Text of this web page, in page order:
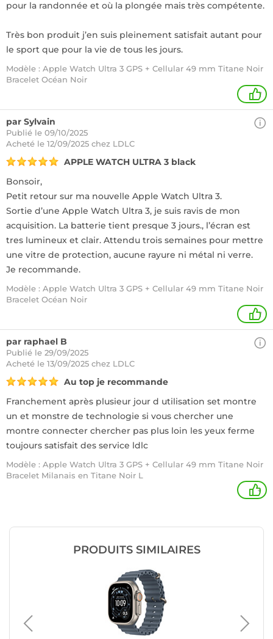
pour la randonnée et où la plongée mais très compétente.
Très bon produit j’en suis pleinement satisfait autant pour
le sport que pour la vie de tous les jours.
Modèle : Apple Watch Ultra 3 GPS + Cellular 49 mm Titane Noir
Bracelet Océan Noir
1
par Sylvain
Publié le 09/10/2025
Acheté le 12/09/2025 chez LDLC
APPLE WATCH ULTRA 3 black
Bonsoir,
Petit retour sur ma nouvelle Apple Watch Ultra 3.
Sortie d’une Apple Watch Ultra 3, je suis ravis de mon
acquisition. La batterie tient presque 3 jours., l’écran est
tres lumineux et clair. Attendu trois semaines pour mettre
une vitre de protection, aucune rayure ni métal ni verre.
Je recommande.
Modèle : Apple Watch Ultra 3 GPS + Cellular 49 mm Titane Noir
Bracelet Océan Noir
1
par raphael B
Publié le 29/09/2025
Acheté le 13/09/2025 chez LDLC
Au top je recommande
Franchement après plusieur jour d utilisation set montre
un et monstre de technologie si vous chercher une
montre connecter chercher pas plus loin les yeux ferme
toujours satisfait des service ldlc
Modèle : Apple Watch Ultra 3 GPS + Cellular 49 mm Titane Noir
Bracelet Milanais en Titane Noir L
+
PRODUITS SIMILAIRES